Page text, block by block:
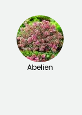
Abelien